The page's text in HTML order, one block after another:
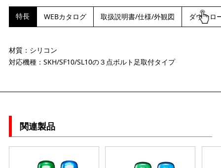
特長 WEBカタログ 取扱説明書/仕様/外観図 ダウンロ
材質：シリコン
対応機種：SKH/SF10/SL10の３点ボルト足取付タイプ
関連製品